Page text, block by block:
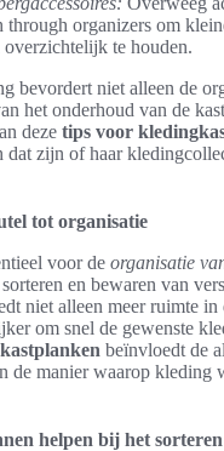
through organizers om
overzichtelijk te houden.
bevordert niet alleen de
het onderhoud van de
deze tips voor
dat zijn of haar
tot organisatie
voor de organisatie
en bewaren van
niet alleen meer ruimte in
om snel de gewenste
kastplanken beïnvloedt de
de manier waarop kleding
helpen bij het